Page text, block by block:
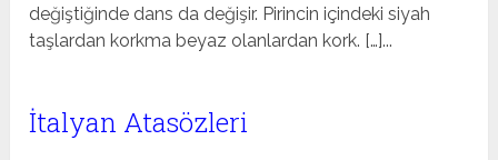
değiştiğinde dans da değişir. Pirincin içindeki siyah
taşlardan korkma beyaz olanlardan kork. […]...
İtalyan Atasözleri